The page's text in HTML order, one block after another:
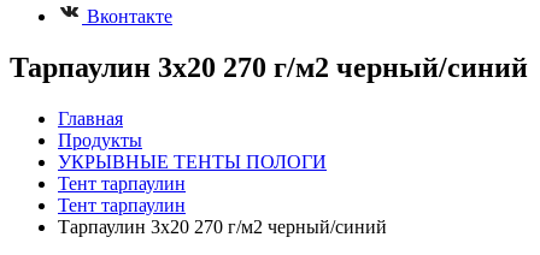
Вконтакте
Тарпаулин 3х20 270 г/м2 черный/синий
Главная
Продукты
УКРЫВНЫЕ ТЕНТЫ ПОЛОГИ
Тент тарпаулин
Тент тарпаулин
Тарпаулин 3х20 270 г/м2 черный/синий